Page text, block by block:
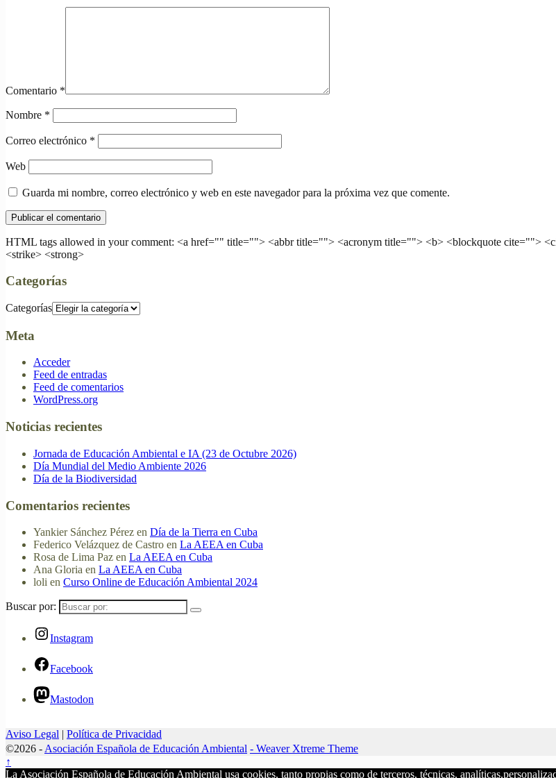
Comentario *
Nombre *
Correo electrónico *
Web
Guarda mi nombre, correo electrónico y web en este navegador para la próxima vez que comente.
HTML tags allowed in your comment: <a href="" title=""> <abbr title=""> <acronym title=""> <b> <blockquote cite="">
<strike> <strong>
Categorías
Categorías
Meta
Acceder
Feed de entradas
Feed de comentarios
WordPress.org
Noticias recientes
Jornada de Educación Ambiental e IA (23 de Octubre 2026)
Día Mundial del Medio Ambiente 2026
Día de la Biodiversidad
Comentarios recientes
Yankier Sánchez Pérez en Día de la Tierra en Cuba
Federico Velázquez de Castro en La AEEA en Cuba
Rosa de Lima Paz en La AEEA en Cuba
Ana Gloria en La AEEA en Cuba
loli en Curso Online de Educación Ambiental 2024
Buscar por:
Instagram
Facebook
Mastodon
Aviso Legal | Política de Privacidad
©2026 - Asociación Española de Educación Ambiental - Weaver Xtreme Theme
↑
La Asociación Española de Educación Ambiental usa cookies, tanto propias como de terceros, técnicas,